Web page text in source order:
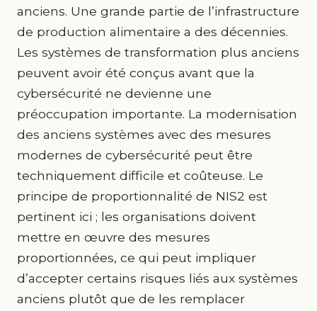
anciens. Une grande partie de l’infrastructure
de production alimentaire a des décennies.
Les systèmes de transformation plus anciens
peuvent avoir été conçus avant que la
cybersécurité ne devienne une
préoccupation importante. La modernisation
des anciens systèmes avec des mesures
modernes de cybersécurité peut être
techniquement difficile et coûteuse. Le
principe de proportionnalité de NIS2 est
pertinent ici ; les organisations doivent
mettre en œuvre des mesures
proportionnées, ce qui peut impliquer
d’accepter certains risques liés aux systèmes
anciens plutôt que de les remplacer